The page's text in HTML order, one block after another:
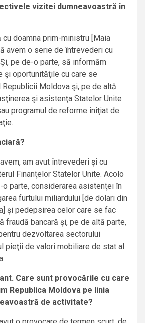
vizitei dumneavoastră în
cu doamna prim-ministru [Maia
avem o serie de întrevederi cu
pe de-o parte, să informăm
şi oportunităţile cu care se
Republicii Moldova şi, pe de altă
şi asistenţa Statelor Unite
programul de reforme iniţiat de
am avut întrevederi şi cu
Finanţelor Statelor Unite. Acolo
parte, considerarea asistenţei în
furtului miliardului [de dolari din
şi pedepsirea celor care se fac
fraudă bancară şi, pe de altă parte,
dezvoltarea sectorului
pieţii de valori mobiliare de stat al
Care sunt provocările cu care
Republica Moldova pe linia
de activitate?